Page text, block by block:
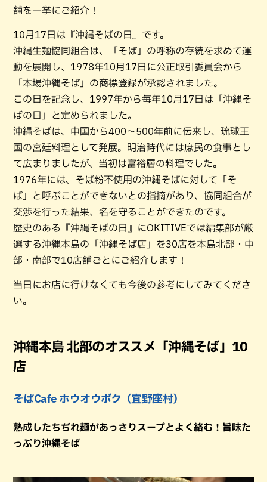
舗を一挙にご紹介！
10月17日は『沖縄そばの日』です。
沖縄生麺協同組合は、「そば」の呼称の存続を求めて運
動を展開し、1978年10月17日に公正取引委員会から
「本場沖縄そば」の商標登録が承認されました。
この日を記念し、1997年から毎年10月17日は「沖縄そ
ばの日」と定められました。
沖縄そばは、中国から400～500年前に伝来し、琉球王
国の宮廷料理として発展。明治時代には庶民の食事とし
て広まりましたが、当初は富裕層の料理でした。
1976年には、そば粉不使用の沖縄そばに対して「そ
ば」と呼ぶことができないとの指摘があり、協同組合が
交渉を行った結果、名を守ることができたのです。
歴史のある『沖縄そばの日』にOKITIVEでは編集部が厳
選する沖縄本島の「沖縄そば店」を30店を本島北部・中
部・南部で10店舗ごとにご紹介します！
当日にお店に行けなくても今後の参考にしてみてくださ
い。
沖縄本島 北部のオススメ「沖縄そば」10
店
そばCafe ホウオウボク（宜野座村）
熟成したちぢれ麺があっさりスープとよく絡む！旨味た
っぷり沖縄そば